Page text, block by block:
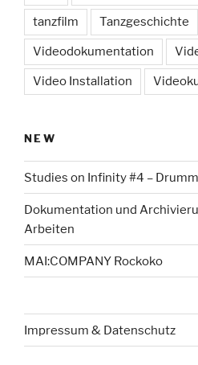
tanzfilm Tanzgeschichte
Videodokumentation
Video Installation
NEW
Studies on Infinity #4 –
Dokumentation und
Arbeiten
MAI:COMPANY Rockoko
Impressum & Datenschutz